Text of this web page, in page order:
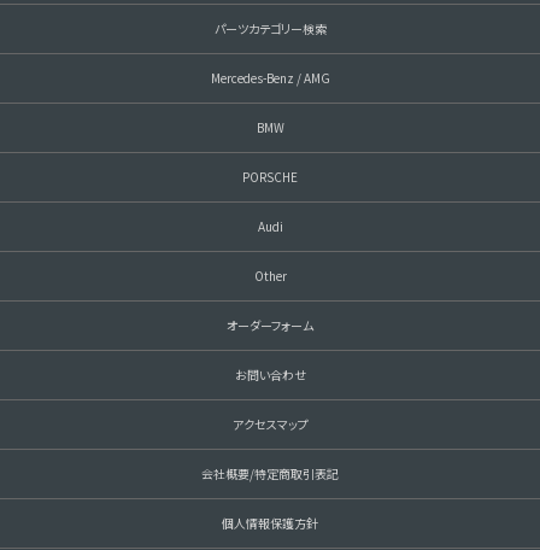
パーツカテゴリー検索
Mercedes-Benz / AMG
BMW
PORSCHE
Audi
Other
オーダーフォーム
お問い合わせ
アクセスマップ
会社概要/特定商取引表記
個人情報保護方針